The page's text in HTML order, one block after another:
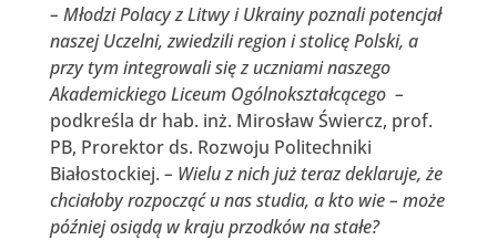
– Młodzi Polacy z Litwy i Ukrainy poznali potencjał
naszej Uczelni, zwiedzili region i stolicę Polski, a
przy tym integrowali się z uczniami naszego
Akademickiego Liceum Ogólnokształcącego –
podkreśla dr hab. inż. Mirosław Świercz, prof.
PB, Prorektor ds. Rozwoju Politechniki
Białostockiej. – Wielu z nich już teraz deklaruje, że
chciałoby rozpocząć u nas studia, a kto wie – może
później osiądą w kraju przodków na stałe?